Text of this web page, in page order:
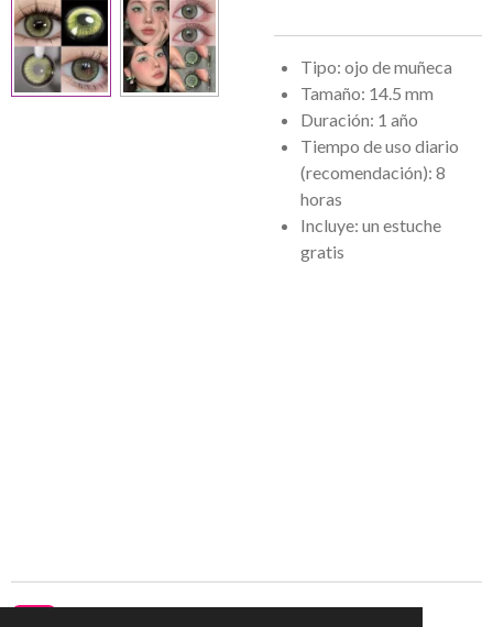
Tipo: ojo de muñeca
Tamaño: 14.5 mm
Duración: 1 año
Tiempo de uso diario
(recomendación): 8
horas
Incluye: un estuche
gratis